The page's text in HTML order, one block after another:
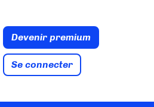
Devenir premium
Se connecter